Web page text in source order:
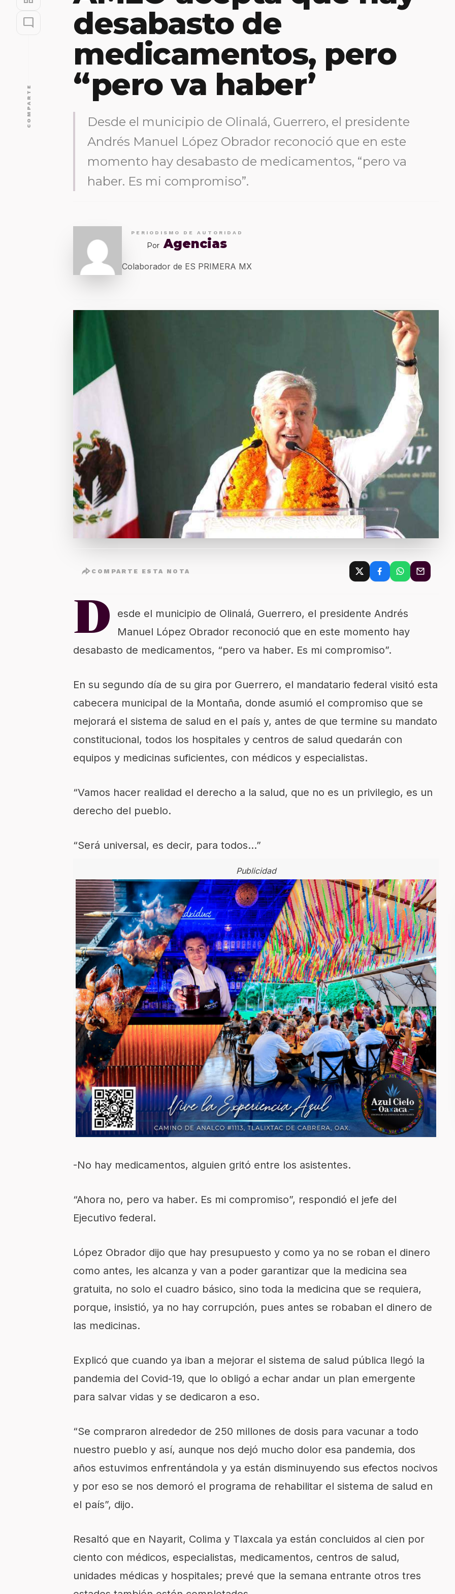
mode_comment
COMPARTE
desabasto de
medicamentos, pero
“pero va haber’
Desde el municipio de Olinalá, Guerrero, el presidente
Andrés Manuel López Obrador reconoció que en este
momento hay desabasto de medicamentos, “pero va
haber. Es mi compromiso”.
PERIODISMO DE AUTORIDAD
Por Agencias
Colaborador de ES PRIMERA MX
COMPARTE ESTA NOTA
D
esde el municipio de Olinalá, Guerrero, el presidente Andrés
Manuel López Obrador reconoció que en este momento hay
desabasto de medicamentos, “pero va haber. Es mi compromiso”.
En su segundo día de su gira por Guerrero, el mandatario federal visitó esta
cabecera municipal de la Montaña, donde asumió el compromiso que se
mejorará el sistema de salud en el país y, antes de que termine su mandato
constitucional, todos los hospitales y centros de salud quedarán con
equipos y medicinas suficientes, con médicos y especialistas.
“Vamos hacer realidad el derecho a la salud, que no es un privilegio, es un
derecho del pueblo.
“Será universal, es decir, para todos…”
Publicidad
-No hay medicamentos, alguien gritó entre los asistentes.
“Ahora no, pero va haber. Es mi compromiso”, respondió el jefe del
Ejecutivo federal.
López Obrador dijo que hay presupuesto y como ya no se roban el dinero
como antes, les alcanza y van a poder garantizar que la medicina sea
gratuita, no solo el cuadro básico, sino toda la medicina que se requiera,
porque, insistió, ya no hay corrupción, pues antes se robaban el dinero de
las medicinas.
Explicó que cuando ya iban a mejorar el sistema de salud pública llegó la
pandemia del Covid-19, que lo obligó a echar andar un plan emergente
para salvar vidas y se dedicaron a eso.
“Se compraron alrededor de 250 millones de dosis para vacunar a todo
nuestro pueblo y así, aunque nos dejó mucho dolor esa pandemia, dos
años estuvimos enfrentándola y ya están disminuyendo sus efectos nocivos
y por eso se nos demoró el programa de rehabilitar el sistema de salud en
el país”, dijo.
Resaltó que en Nayarit, Colima y Tlaxcala ya están concluidos al cien por
ciento con médicos, especialistas, medicamentos, centros de salud,
unidades médicas y hospitales; prevé que la semana entrante otros tres